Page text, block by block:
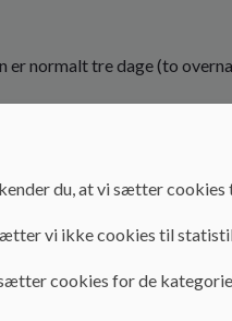
er normalt tre dage (to
til de deltagende lærere,
Trivselsråd, at
hytteture, lejrskole), er
du, at vi sætter
vi ikke cookies til
cookies for de